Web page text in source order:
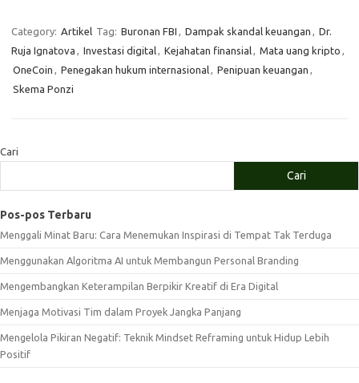
Category: Artikel Tag: Buronan FBI , Dampak skandal keuangan , Dr.
Ruja Ignatova , Investasi digital, Kejahatan finansial, Mata uang kripto ,
OneCoin , Penegakan hukum internasional, Penipuan keuangan ,
Skema Ponzi
Cari
Cari
Pos-pos Terbaru
Menggali Minat Baru: Cara Menemukan Inspirasi di Tempat Tak Terduga
Menggunakan Algoritma AI untuk Membangun Personal Branding
Mengembangkan Keterampilan Berpikir Kreatif di Era Digital
Menjaga Motivasi Tim dalam Proyek Jangka Panjang
Mengelola Pikiran Negatif: Teknik Mindset Reframing untuk Hidup Lebih
Positif